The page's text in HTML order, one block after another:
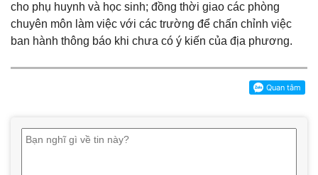
cho phụ huynh và học sinh; đồng thời giao các phòng
chuyên môn làm việc với các trường để chấn chỉnh việc
ban hành thông báo khi chưa có ý kiến của địa phương.